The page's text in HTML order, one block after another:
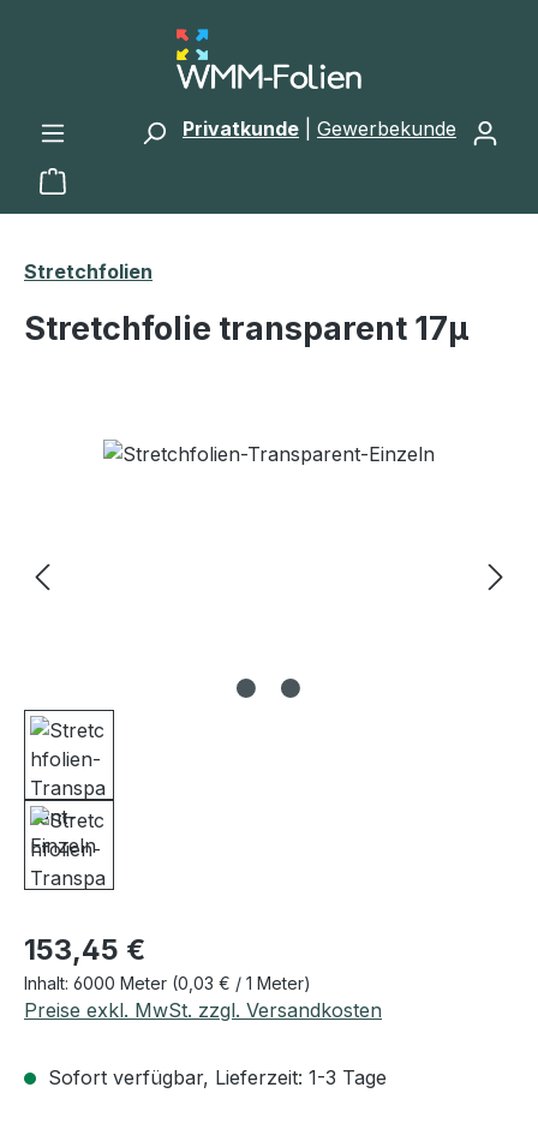
Zum Hauptinhalt springen
Privatkunde Gewerbekunde
Warenkorb enthält 0 Positionen. Der
Stretchfolien
Stretchfolie transparent 17µ
Bildergalerie überspringen
Regulärer Preis:
153,45 €
Inhalt: 6000 Meter (0,03 € / 1 Meter)
Preise exkl. MwSt. zzgl. Versandkosten
Sofort verfügbar, Lieferzeit: 1-3 Tage